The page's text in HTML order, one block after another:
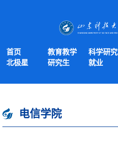
首页 教育教学 科学研究
北极星
研究生 就业
电信学院